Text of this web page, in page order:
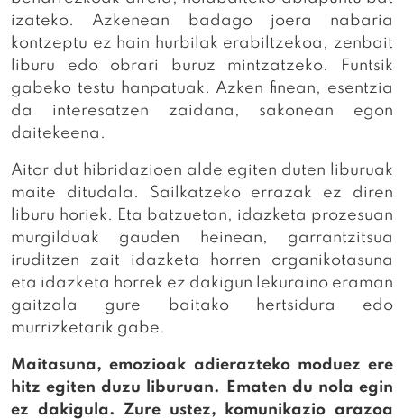
izateko. Azkenean badago joera nabaria
kontzeptu ez hain hurbilak erabiltzekoa, zenbait
liburu edo obrari buruz mintzatzeko. Funtsik
gabeko testu hanpatuak. Azken finean, esentzia
da interesatzen zaidana, sakonean egon
daitekeena.
Aitor dut hibridazioen alde egiten duten liburuak
maite ditudala. Sailkatzeko errazak ez diren
liburu horiek. Eta batzuetan, idazketa prozesuan
murgilduak gauden heinean, garrantzitsua
iruditzen zait idazketa horren organikotasuna
eta idazketa horrek ez dakigun lekuraino eraman
gaitzala gure baitako hertsidura edo
murrizketarik gabe.
Maitasuna, emozioak adierazteko moduez ere
hitz egiten duzu liburuan. Ematen du nola egin
ez dakigula. Zure ustez, komunikazio arazoa